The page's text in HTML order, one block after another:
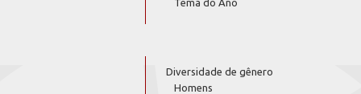
Tema do Ano
Diversidade de gênero
Homens